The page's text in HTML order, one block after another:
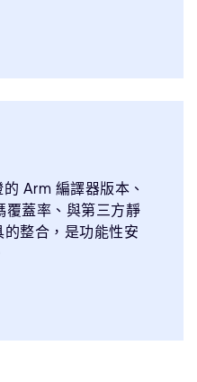
Arm 編譯器版本、
覆蓋率、與第三方靜
整合，是功能性安